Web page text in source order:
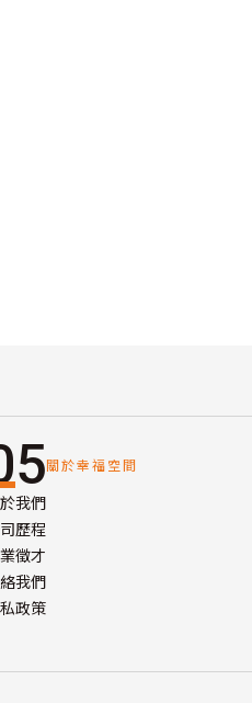
關於幸福空間
我們
歷程
徵才
我們
政策